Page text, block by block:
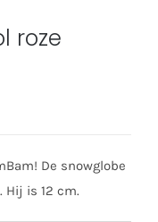
roze
De snowglobe
is 12 cm.